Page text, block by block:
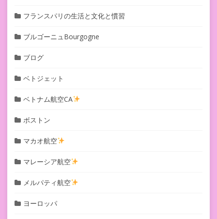
フランスパリの生活と文化と慣習
ブルゴーニュBourgogne
ブログ
ベトジェット
ベトナム航空CA
ボストン
マカオ航空
マレーシア航空
メルパティ航空
ヨーロッパ